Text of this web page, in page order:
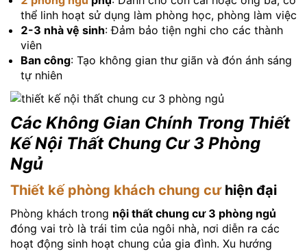
thể linh hoạt sử dụng làm phòng học, phòng làm việc
2-3 nhà vệ sinh: Đảm bảo tiện nghi cho các thành
viên
Ban công: Tạo không gian thư giãn và đón ánh sáng
tự nhiên
Các Không Gian Chính Trong Thiết
Kế Nội Thất Chung Cư 3 Phòng
Ngủ
Thiết kế phòng khách chung cưhiện đại
Phòng khách trong nội thất chung cư 3 phòng ngủ
đóng vai trò là trái tim của ngôi nhà, nơi diễn ra các
hoạt động sinh hoạt chung của gia đình. Xu hướng